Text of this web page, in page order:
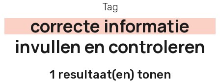
Tag
correcte informatie
invullen en controleren
1 resultaat(en) tonen